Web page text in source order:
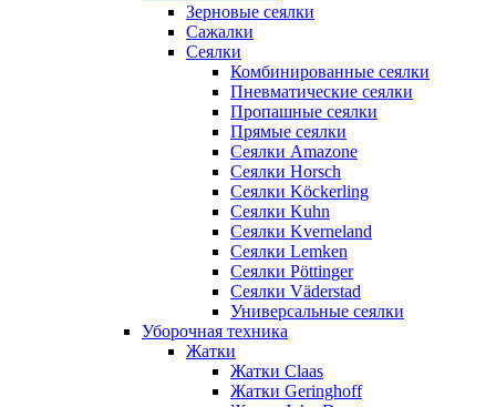
Зерновые сеялки
Сажалки
Сеялки
Комбинированные сеялки
Пневматические сеялки
Пропашные сеялки
Прямые сеялки
Сеялки Amazone
Сеялки Horsch
Сеялки Köckerling
Сеялки Kuhn
Сеялки Kverneland
Сеялки Lemken
Сеялки Pöttinger
Сеялки Väderstad
Универсальные сеялки
Уборочная техника
Жатки
Жатки Claas
Жатки Geringhoff